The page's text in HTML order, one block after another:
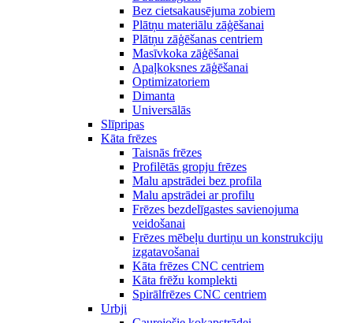
Bez cietsakausējuma zobiem
Plātņu materiālu zāģēšanai
Plātņu zāģēšanas centriem
Masīvkoka zāģēšanai
Apaļkoksnes zāģēšanai
Optimizatoriem
Dimanta
Universālās
Slīpripas
Kāta frēzes
Taisnās frēzes
Profilētās gropju frēzes
Malu apstrādei bez profila
Malu apstrādei ar profilu
Frēzes bezdelīgastes savienojuma
veidošanai
Frēzes mēbeļu durtiņu un konstrukciju
izgatavošanai
Kāta frēzes CNC centriem
Kāta frēžu komplekti
Spirālfrēzes CNC centriem
Urbji